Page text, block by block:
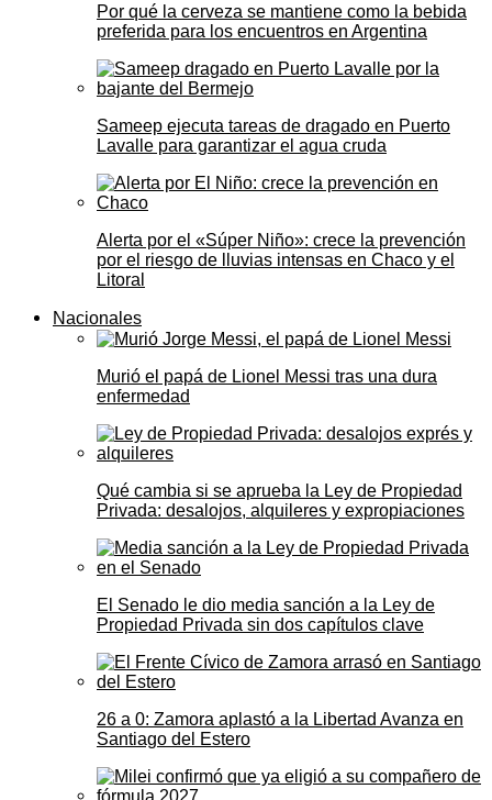
Por qué la cerveza se mantiene como la bebida
preferida para los encuentros en Argentina
Sameep ejecuta tareas de dragado en Puerto
Lavalle para garantizar el agua cruda
Alerta por el «Súper Niño»: crece la prevención
por el riesgo de lluvias intensas en Chaco y el
Litoral
Nacionales
Murió el papá de Lionel Messi tras una dura
enfermedad
Qué cambia si se aprueba la Ley de Propiedad
Privada: desalojos, alquileres y expropiaciones
El Senado le dio media sanción a la Ley de
Propiedad Privada sin dos capítulos clave
26 a 0: Zamora aplastó a la Libertad Avanza en
Santiago del Estero